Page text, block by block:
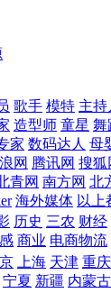
歌手 模特 主持
造型师 童星 舞
家 数码达人 母
网 腾讯网 搜狐
青网 南方网 北
海外媒体 以上
历史 三农 财经
商业 电商物流
上海 天津 重庆
宁夏 新疆 内蒙古